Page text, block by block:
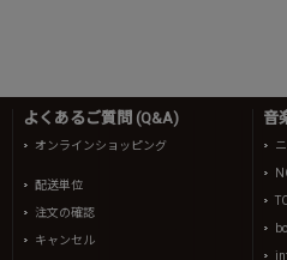
よくあるご質問 (Q&A)
オンラインショッピング
配送単位
注文の確認
キャンセル
音